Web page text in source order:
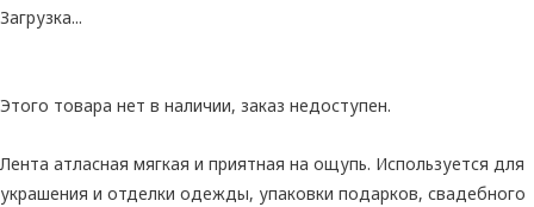
Загрузка...
Этого товара нет в наличии, заказ недоступен.
Лента атласная мягкая и приятная на ощупь. Используется для
украшения и отделки одежды, упаковки подарков, свадебного